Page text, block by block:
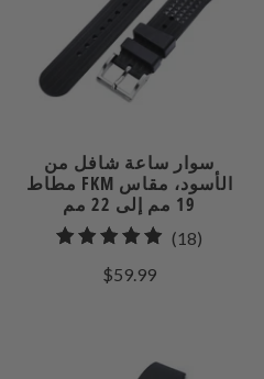
سوار ساعة شافل من
مطاط FKM الأسود، مقاس
19 مم إلى 22 مم
(18)
$59.99